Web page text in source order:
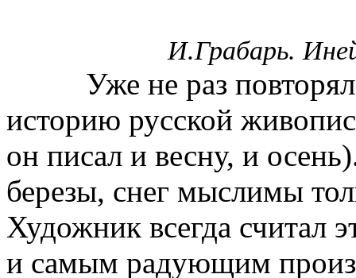
И.Грабарь.
Уже не раз
историю русской
он писал и весну, и
березы, снег мыслимы
Художник всегда считал
и самым радующим